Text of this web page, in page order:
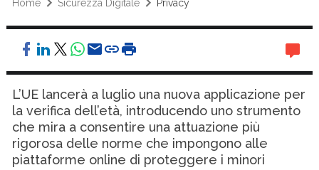
Home Sicurezza Digitale Privacy
L’UE lancerà a luglio una nuova applicazione per
la verifica dell’età, introducendo uno strumento
che mira a consentire una attuazione più
rigorosa delle norme che impongono alle
piattaforme online di proteggere i minori